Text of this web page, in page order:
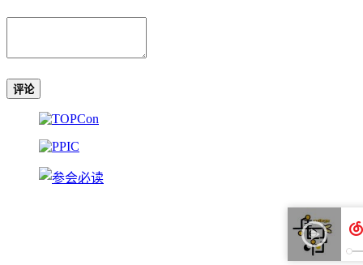
评论